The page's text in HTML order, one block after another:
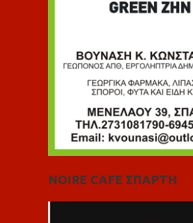
NOIRE CAFE ΣΠΑΡΤΗ